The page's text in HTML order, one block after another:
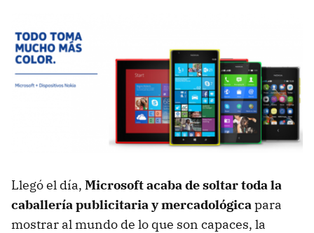
Llegó el día, Microsoft acaba de soltar toda la
caballería publicitaria y mercadológica para
mostrar al mundo de lo que son capaces, la